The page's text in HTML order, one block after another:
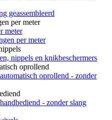
geassembleerd
per meter
meter
per meter
nippels en knikbeschermers
oprollend
oprollend - zonder
- zonder slang